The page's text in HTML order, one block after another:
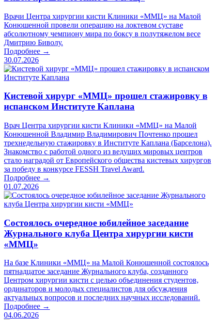
Врачи Центра хирургии кисти Клиники «ММЦ» на Малой
Конюшенной провели операцию на локтевом суставе
абсолютному чемпиону мира по боксу в полутяжелом весе
Дмитрию Биволу.
Подробнее →
30.07.2026
Кистевой хирург «ММЦ» прошел стажировку в
испанском Институте Каплана
Врач Центра хирургии кисти Клиники «ММЦ» на Малой
Конюшенной Владимир Владимирович Почтенко прошел
трехнедельную стажировку в Институте Каплана (Барселона).
Знакомство с работой одного из ведущих мировых центров
стало наградой от Европейского общества кистевых хирургов
за победу в конкурсе FESSH Travel Award.
Подробнее →
01.07.2026
Состоялось очередное юбилейное заседание
Журнального клуба Центра хирургии кисти
«ММЦ»
На базе Клиники «ММЦ» на Малой Конюшенной состоялось
пятнадцатое заседание Журнального клуба, созданного
Центром хирургии кисти с целью объединения студентов,
ординаторов и молодых специалистов для обсуждения
актуальных вопросов и последних научных исследований.
Подробнее →
04.06.2026